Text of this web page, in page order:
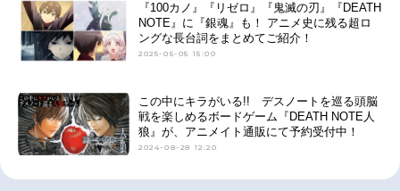
『100カノ』『リゼロ』『鬼滅の刃』『DEATH
NOTE』に『銀魂』も！ アニメ史に残る超ロ
ングな長台詞をまとめてご紹介！
2025-05-05 15:00
この中にキラがいる!! デスノートを巡る頭脳
戦を楽しめるボードゲーム『DEATH NOTE人
狼』が、アニメイト通販にて予約受付中！
2024-08-28 12:20